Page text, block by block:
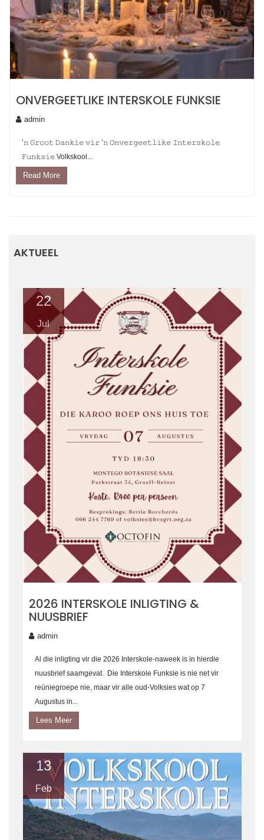
ONVERGEETLIKE INTERSKOLE FUNKSIE
admin
’𝚗 𝙶𝚛𝚘𝚘𝚝 𝙳𝚊𝚗𝚔𝚒𝚎 𝚟𝚒𝚛 ’𝚗 𝙾𝚗𝚟𝚎𝚛𝚐𝚎𝚎𝚝𝚕𝚒𝚔𝚎 𝙸𝚗𝚝𝚎𝚛𝚜𝚔𝚘𝚕𝚎
𝙵𝚞𝚗𝚔𝚜𝚒𝚎 Volkskool...
Read More
AKTUEEL
22
Jul
2026 INTERSKOLE INLIGTING &
NUUSBRIEF
admin
Al die inligting vir die 2026 Interskole-naweek is in hierdie
nuusbrief saamgevat. Die Interskole Funksie is nie net vir
reüniegroepe nie, maar vir alle oud-Volksies wat op 7
Augustus in...
Lees Meer
13
Feb